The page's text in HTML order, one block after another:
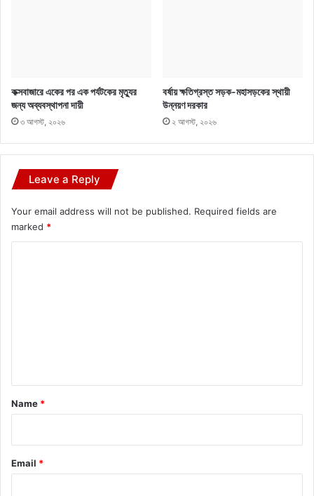
কক্সবাজারে একের পর এক পর্যটকের মৃত্যুর
জন্য অব্যবস্থাপনা দায়ী
৩ আগস্ট, ২০২৬
বর্ষায় ক্ষতিগ্রস্ত সড়ক-মহাসড়কের স্থায়ী
উন্নয়ণ দরকার
২ আগস্ট, ২০২৬
Leave a Reply
Your email address will not be published. Required fields are
marked *
*
Name *
Email *